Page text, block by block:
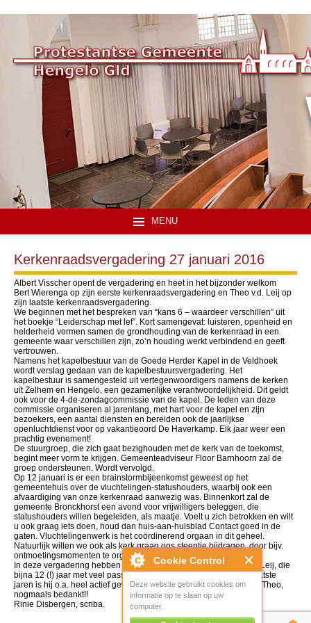
Cookie Control
Deze website gebruikt cookies om
informatie op te slaan op uw
computer.
MENU
Kerkenraadsvergadering 27 januari 2016
Albert Visscher opent de vergadering en heet in het bijzonder welkom
Bert Wierenga op zijn eerste kerkenraadsvergadering en Theo v.d. Leij op
zijn laatste kerkenraadsvergadering.
We beginnen met het bespreken van “kans 6 – waardeer verschillen” uit
het boekje “Leiderschap met lef”. Kort samengevat: luisteren, openheid en
helderheid vormen samen de grondhouding van de kerkenraad in een
gemeente waar verschillen zijn, zo’n houding werkt verbindend en geeft
vertrouwen.
Namens het kapelbestuur van de Goede Herder Kapel in de Veldhoek
wordt verslag gedaan van de kapelbestuursvergadering. Het
kapelbestuur is samengesteld uit vertegenwoordigers namens de kerken
uit Zelhem en Hengelo, een gezamenlijke verantwoordelijkheid. Dit geldt
ook voor de 4-de-zondagcommissie van de kapel. De leden van deze
commissie organiseren al jarenlang, met hart voor de kapel en zijn
bezoekers, een aantal diensten en bereiden ook de jaarlijkse
openluchtdienst voor op vakantieoord De Haverkamp. Elk jaar weer een
prachtig evenement!
De stuurgroep, die zich gaat bezighouden met de kerk van de toekomst,
begint meer vorm te krijgen. Gemeenteadviseur Floor Barnhoorn zal de
groep ondersteunen. Wordt vervolgd.
Op 12 januari is er een brainstormbijeenkomst geweest op het
gemeentehuis over de vluchtelingen-statushouders, waarbij ook een
afvaardiging van onze kerkenraad aanwezig was. Binnenkort zal de
gemeente Bronckhorst een avond voor vrijwilligers beleggen, die
statushouders willen begeleiden, als maatje. Voelt u zich betrokken en wilt
u ook graag iets doen, houd dan huis-aan-huisblad Contact goed in de
gaten. Vluchtelingenwerk is het coördinerend orgaan in dit geheel.
Natuurlijk willen we ook als kerk graag ons steentje bijdragen, door bijv.
ontmoetingsmomenten te organiseren in Kerkstraat 15.
In deze vergadering hebben we afscheid genomen van Theo v.d. Leij, die
bijna 12 (!) jaar met veel passie en inzet diaken is geweest. De laatste
jaren is hij o.a. heel actief geweest in het Kerkstraat 15 gebeuren. Theo,
nogmaals bedankt!!
Rinie Disbergen, scriba.